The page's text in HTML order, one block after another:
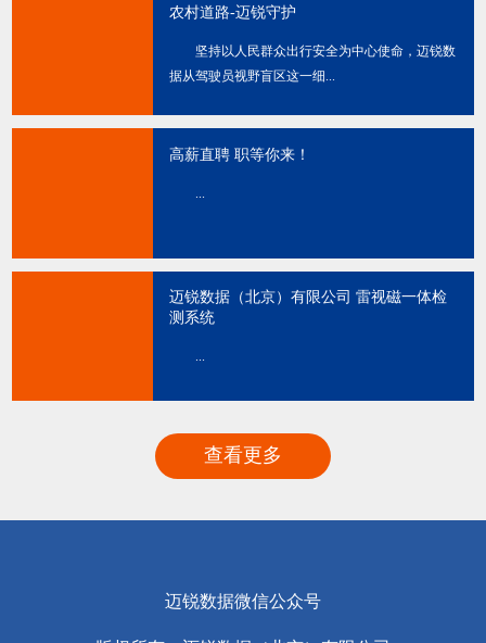
农村道路-迈锐守护
坚持以人民群众出行安全为中心使命，迈锐数
据从驾驶员视野盲区这一细...
高薪直聘 职等你来！
...
迈锐数据（北京）有限公司 雷视磁一体检
测系统
...
查看更多
迈锐数据微信公众号